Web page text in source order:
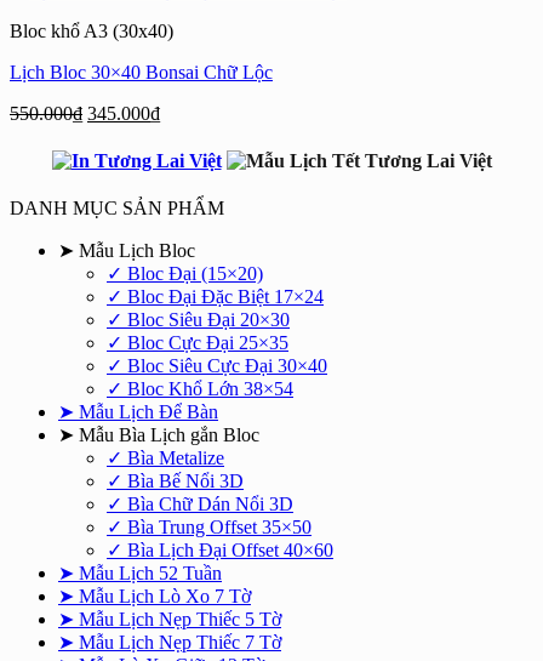
245.000₫.
Bloc khổ A3 (30x40)
Lịch Bloc 30×40 Bonsai Chữ Lộc
550.000₫ Giá
là:
550.000₫.
345.000₫Giá
tại
345.000₫.
DANH MỤC SẢN PHẨM
➤ Mẫu Lịch Bloc
✓ Bloc Đại (15×20)
✓ Bloc Đại Đặc Biệt 17×24
✓ Bloc Siêu Đại 20×30
✓ Bloc Cực Đại 25×35
✓ Bloc Siêu Cực Đại 30×40
✓ Bloc Khổ Lớn 38×54
➤ Mẫu Lịch Để Bàn
➤ Mẫu Bìa Lịch gắn Bloc
✓ Bìa Metalize
✓ Bìa Bế Nổi 3D
✓ Bìa Chữ Dán Nổi 3D
✓ Bìa Trung Offset 35×50
✓ Bìa Lịch Đại Offset 40×60
➤ Mẫu Lịch 52 Tuần
➤ Mẫu Lịch Lò Xo 7 Tờ
➤ Mẫu Lịch Nẹp Thiếc 5 Tờ
➤ Mẫu Lịch Nẹp Thiếc 7 Tờ